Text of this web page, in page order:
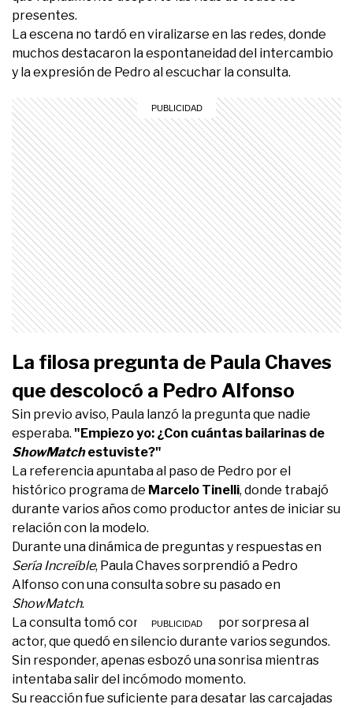
presentes.
La escena no tardó en viralizarse en las redes, donde
muchos destacaron la espontaneidad del intercambio
y la expresión de Pedro al escuchar la consulta.
La filosa pregunta de Paula Chaves
que descolocó a Pedro Alfonso
Sin previo aviso, Paula lanzó la pregunta que nadie
esperaba. "Empiezo yo: ¿Con cuántas bailarinas de
ShowMatchestuviste?"
La referencia apuntaba al paso de Pedro por el
histórico programa de Marcelo Tinelli, donde trabajó
durante varios años como productor antes de iniciar su
relación con la modelo.
Durante una dinámica de preguntas y respuestas en
Sería Increíble, Paula Chaves sorprendió a Pedro
Alfonso con una consulta sobre su pasado en
ShowMatch.
La consulta tomó completamente por sorpresa al
actor, que quedó en silencio durante varios segundos.
Sin responder, apenas esbozó una sonrisa mientras
intentaba salir del incómodo momento.
Su reacción fue suficiente para desatar las carcajadas